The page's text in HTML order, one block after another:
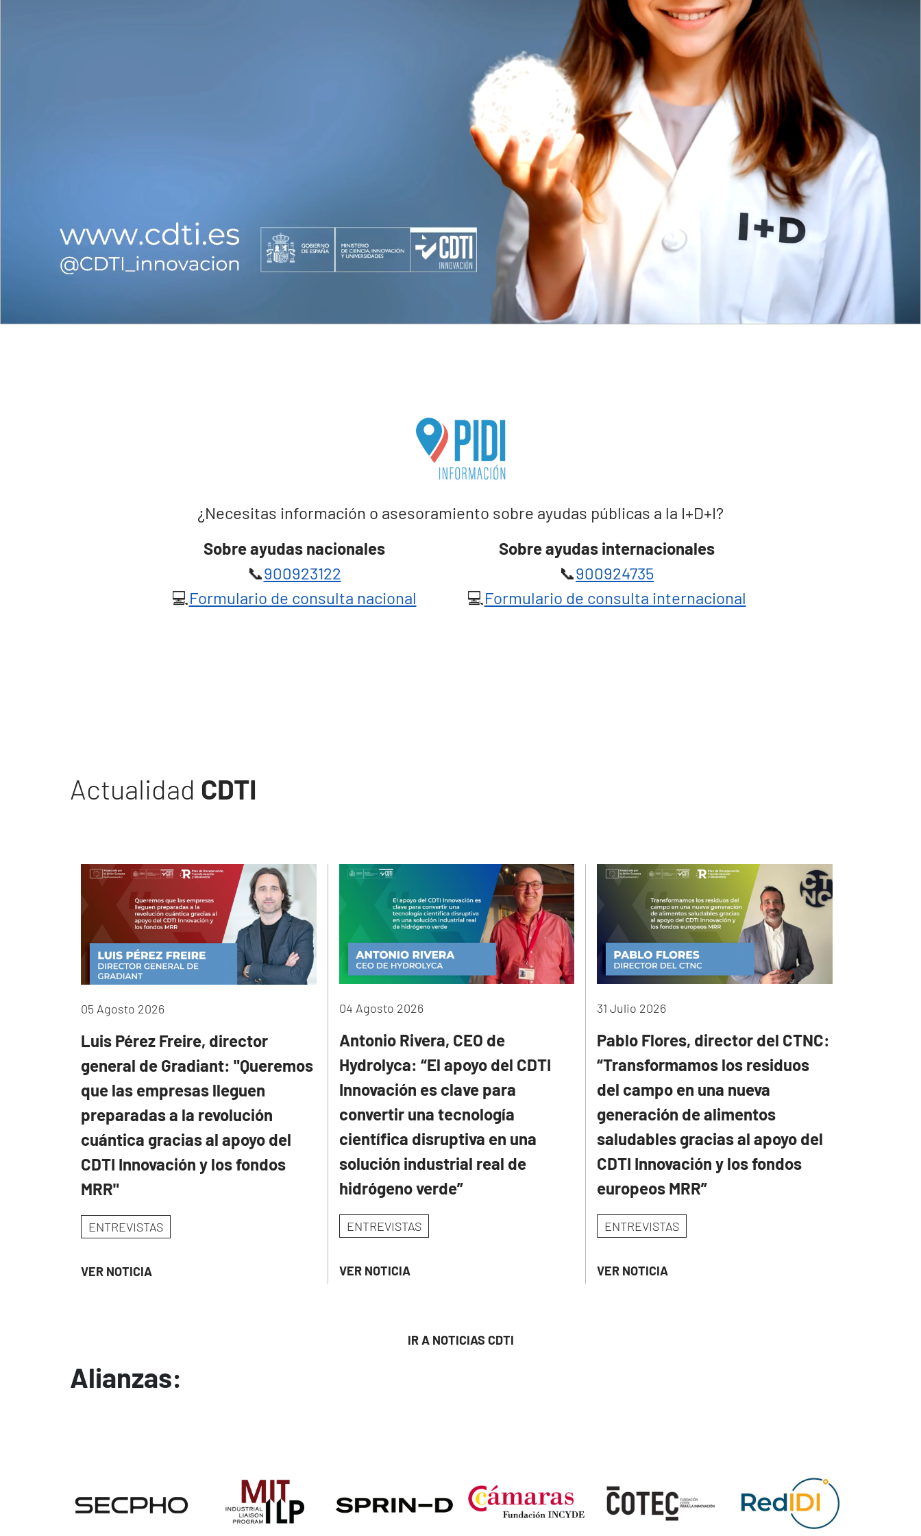
¿Necesitas información o asesoramiento sobre ayudas públicas a la I+D+I?
Sobre ayudas nacionales
Sobre ayudas internacionales
📞900923122 📞900924735
💻 Formulario de consulta nacional 💻 Formulario de consulta internacional
Actualidad CDTI
05 Agosto 2026
Luis Pérez Freire, director
general de Gradiant: "Queremos
que las empresas lleguen
preparadas a la revolución
cuántica gracias al apoyo del
CDTI Innovación y los fondos
MRR"
ENTREVISTAS
VER NOTICIA
04 Agosto 2026
Antonio Rivera, CEO de
Hydrolyca: “El apoyo del CDTI
Innovación es clave para
convertir una tecnología
científica disruptiva en una
solución industrial real de
hidrógeno verde”
ENTREVISTAS
VER NOTICIA
31 Julio 2026
Pablo Flores, director del CTNC:
“Transformamos los residuos
del campo en una nueva
generación de alimentos
saludables gracias al apoyo del
CDTI Innovación y los fondos
europeos MRR”
ENTREVISTAS
VER NOTICIA
IR A NOTICIAS CDTI
Alianzas: